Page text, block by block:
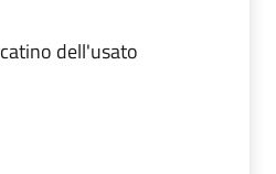
dell'usato